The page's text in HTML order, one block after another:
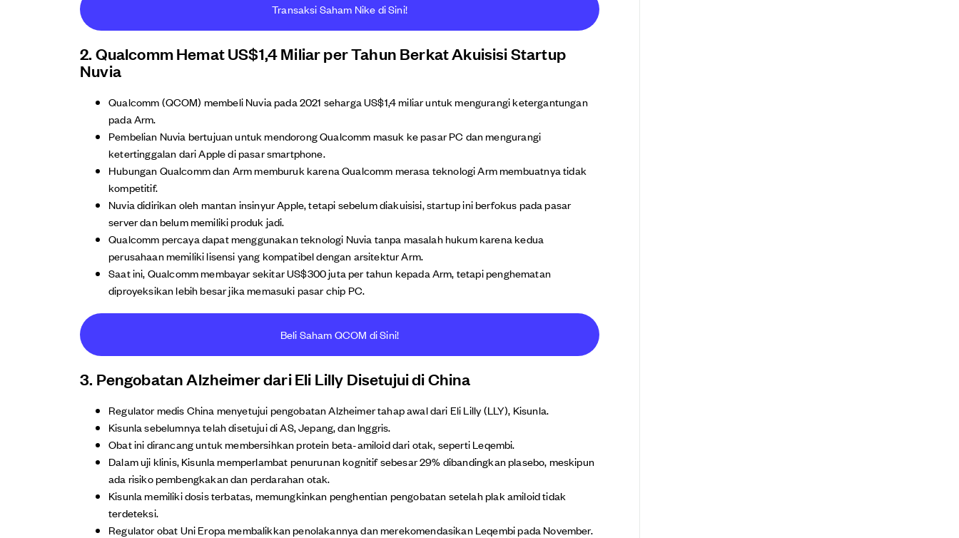
Transaksi Saham Nike di Sini!
2. Qualcomm Hemat US$1,4 Miliar per Tahun Berkat Akuisisi Startup
Nuvia
Qualcomm (QCOM) membeli Nuvia pada 2021 seharga US$1,4 miliar untuk mengurangi ketergantungan
pada Arm.
Pembelian Nuvia bertujuan untuk mendorong Qualcomm masuk ke pasar PC dan mengurangi
ketertinggalan dari Apple di pasar smartphone.
Hubungan Qualcomm dan Arm memburuk karena Qualcomm merasa teknologi Arm membuatnya tidak
kompetitif.
Nuvia didirikan oleh mantan insinyur Apple, tetapi sebelum diakuisisi, startup ini berfokus pada pasar
server dan belum memiliki produk jadi.
Qualcomm percaya dapat menggunakan teknologi Nuvia tanpa masalah hukum karena kedua
perusahaan memiliki lisensi yang kompatibel dengan arsitektur Arm.
Saat ini, Qualcomm membayar sekitar US$300 juta per tahun kepada Arm, tetapi penghematan
diproyeksikan lebih besar jika memasuki pasar chip PC.
Beli Saham QCOM di Sini!
3. Pengobatan Alzheimer dari Eli Lilly Disetujui di China
Regulator medis China menyetujui pengobatan Alzheimer tahap awal dari Eli Lilly (LLY), Kisunla.
Kisunla sebelumnya telah disetujui di AS, Jepang, dan Inggris.
Obat ini dirancang untuk membersihkan protein beta-amiloid dari otak, seperti Leqembi.
Dalam uji klinis, Kisunla memperlambat penurunan kognitif sebesar 29% dibandingkan plasebo, meskipun
ada risiko pembengkakan dan perdarahan otak.
Kisunla memiliki dosis terbatas, memungkinkan penghentian pengobatan setelah plak amiloid tidak
terdeteksi.
Regulator obat Uni Eropa membalikkan penolakannya dan merekomendasikan Leqembi pada November.